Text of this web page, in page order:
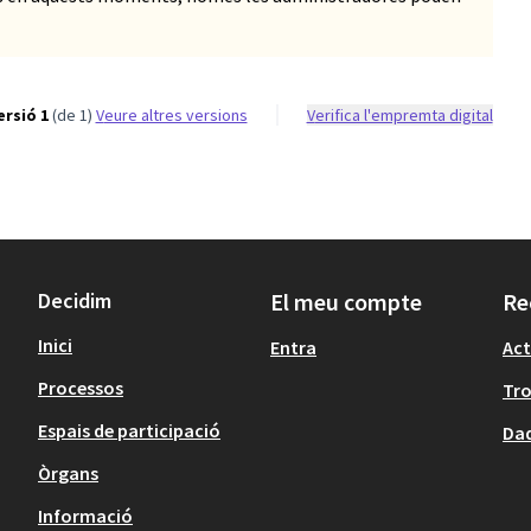
1(de 1) veure altres versions Verifica l'empremta digital
Decidim
Inici
Processos
Espais de participació
Òrgans
Informació
El meu compte
Entra